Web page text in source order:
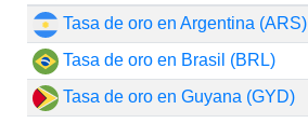
Tasa de oro en Argentina (ARS)
Tasa de oro en Brasil (BRL)
Tasa de oro en Guyana (GYD)